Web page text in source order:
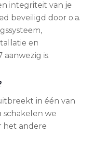
integriteit van je
beveiligd door o.a.
en
aanwezig is.
in één van
schakelen we
het andere